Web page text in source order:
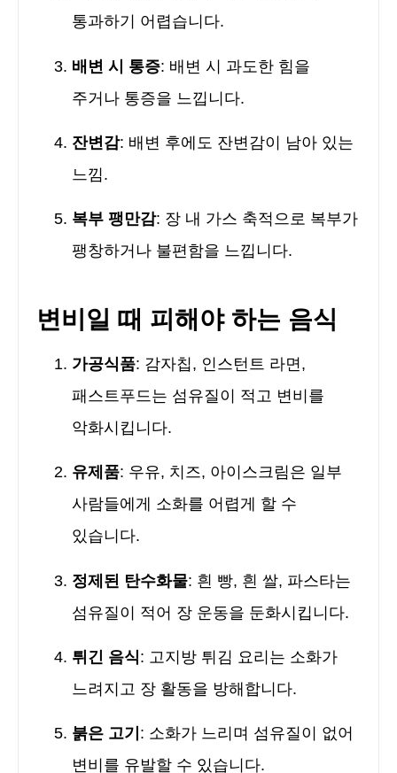
통과하기 어렵습니다.
배변 시 통증: 배변 시 과도한 힘을
주거나 통증을 느낍니다.
잔변감: 배변 후에도 잔변감이 남아 있는
느낌.
복부 팽만감: 장 내 가스 축적으로 복부가
팽창하거나 불편함을 느낍니다.
변비일 때 피해야 하는 음식
가공식품: 감자칩, 인스턴트 라면,
패스트푸드는 섬유질이 적고 변비를
악화시킵니다.
유제품: 우유, 치즈, 아이스크림은 일부
사람들에게 소화를 어렵게 할 수
있습니다.
정제된 탄수화물: 흰 빵, 흰 쌀, 파스타는
섬유질이 적어 장 운동을 둔화시킵니다.
튀긴 음식: 고지방 튀김 요리는 소화가
느려지고 장 활동을 방해합니다.
붉은 고기 : 소화가 느리며 섬유질이 없어
변비를 유발할 수 있습니다.